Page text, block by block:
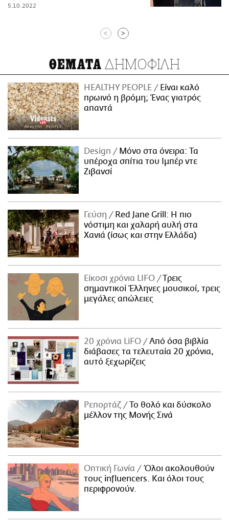
5.10.2022
< >
ΘΕΜΑΤΑ ΔΗΜΟΦΙΛΗ
HEALTHY PEOPLE
Είναι καλό
πρωινό η βρόμη; Ένας γιατρός
απαντά
Design
Μόνο στα όνειρα: Τα
υπέροχα σπίτια του Ιμπέρ ντε
Ζιβανσί
Γεύση
Red Jane Grill: Η πιο
νόστιμη και χαλαρή αυλή στα
Χανιά (ίσως και στην Ελλάδα)
Είκοσι χρόνια LIFO
Tρεις
σημαντικοί Έλληνες μουσικοί, τρεις
μεγάλες απώλειες
20 χρόνια LiFO
Από όσα βιβλία
διάβασες τα τελευταία 20 χρόνια,
αυτό ξεχωρίζεις
Ρεπορτάζ
Το θολό και δύσκολο
μέλλον της Μονής Σινά
Οπτική Γωνία
Όλοι ακολουθούν
τους influencers. Και όλοι τους
περιφρονούν.